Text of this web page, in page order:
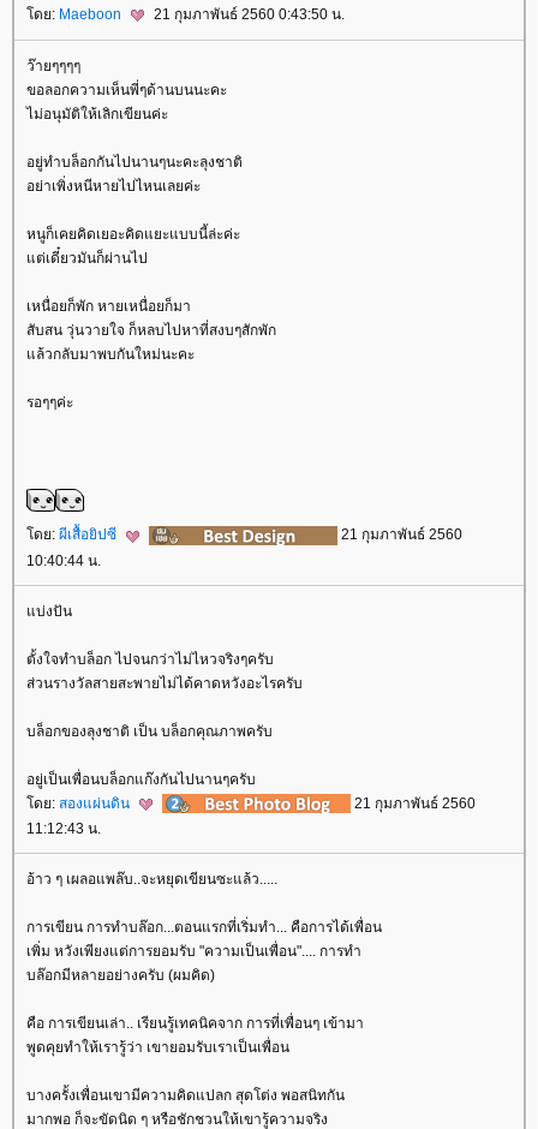
ดย: Maeboon 21 กุมภาพันธ์ 2560 0:43:50 น.
ว๊ายๆๆๆๆ
ขอลอกความเห็นพี่ๆด้านบนนะคะ
ไม่อนุมัติให้เลิกเขียนค่ะ
อยู่ทำบล็อกกันไปนานๆนะคะลุงชาติ
อย่าเพิ่งหนีหายไปไหนเลยค่ะ
หนูก็เคยคิดเยอะคิดแยะแบบนี้ล่ะค่ะ
ต่เดี๋ยวมันก็ผ่านไป
เหนื่อยก็พัก หายเหนื่อยก็มา
สับสน วุ่นวายใจ ก็หลบไปหาที่สงบๆสักพัก
ล้วกลับมาพบกันใหม่นะคะ
รอๆๆค่ะ
ดย: ผีเสื้อยิปซี
21 กุมภาพันธ์ 2560
10:40:44 น.
บ่งปัน
ตั้งใจทำบล็อก ไปจนกว่าไม่ไหวจริงๆครับ
ส่วนรางวัลสายสะพายไม่ได้คาดหวังอะไรครับ
บล็อกของลุงชาติ เป็น บล็อกคุณภาพครับ
อยู่เป็นเพื่อนบล็อกแก๊งกันไปนานๆครับ
ดย: สองแผ่นดิน
21 กุมภาพันธ์ 2560
11:12:43 น.
อ้าว ๆ เผลอแพล๊บ..จะหยุดเขียนซะแล้ว.....
การเขียน การทำบล๊อก...ตอนแรกที่เริ่มทำ... คือการได้เพื่อน
เพิ่ม หวังเพียงแต่การยอมรับ "ความเป็นเพื่อน".... การทำ
บล๊อกมีหลายอย่างครับ (ผมคิด)
คือ การเขียนเล่า.. เรียนรู้เทคนิคจาก การที่เพื่อนๆ เข้ามา
พูดคุยทำให้เรารู้ว่า เขายอมรับเราเป็นเพื่อน
บางครั้งเพื่อนเขามีความคิดแปลก สุดโต่ง พอสนิทกัน
มากพอ ก็จะขัดนิด ๆ หรือชักชวนให้เขารู้ความจริง